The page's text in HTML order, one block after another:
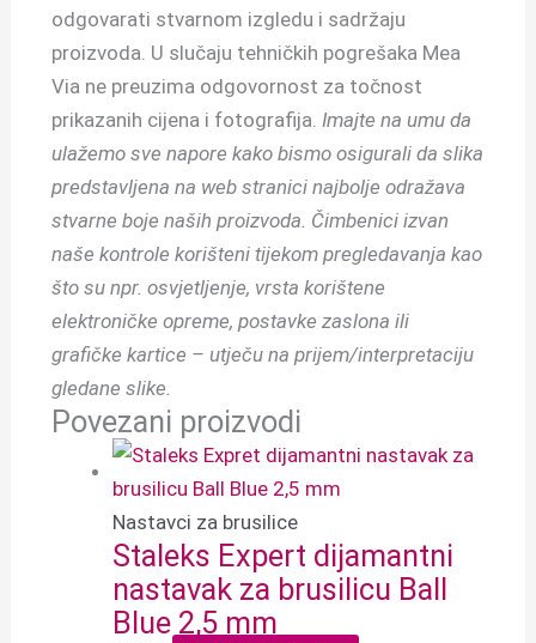
odgovarati stvarnom izgledu i sadržaju
proizvoda. U slučaju tehničkih pogrešaka Mea
Via ne preuzima odgovornost za točnost
prikazanih cijena i fotografija.Imajte na umu da
ulažemo sve napore kako bismo osigurali da slika
predstavljena na web stranici najbolje odražava
stvarne boje naših proizvoda. Čimbenici izvan
naše kontrole korišteni tijekom pregledavanja kao
što su npr. osvjetljenje, vrsta korištene
elektroničke opreme, postavke zaslona ili
grafičke kartice – utječu na prijem/interpretaciju
gledane slike.
Povezani proizvodi
Nastavci za brusilice
Staleks Expert dijamantni
nastavak za brusilicu Ball
Blue 2,5 mm